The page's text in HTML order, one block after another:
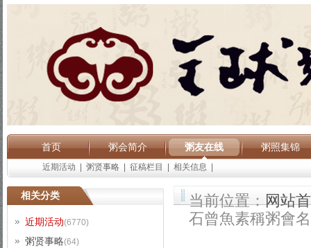
首页 粥会简介 粥友在线 粥照集锦
近期活动 粥贤事略 征稿栏目 相关信息
相关分类
近期活动(6770)
粥贤事略(64)
当前位置：网站
石曾魚素稱粥會